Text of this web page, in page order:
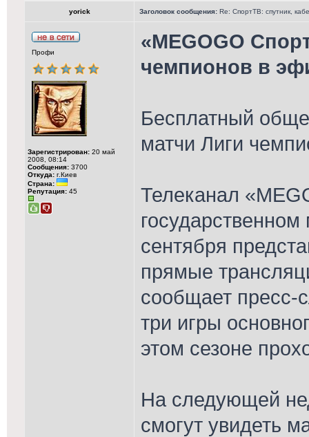
yorick Заголовок сообщения: Re: СпортТВ: спутник,
Профи
Зарегистрирован: 20 май
2008, 08:14
Сообщения: 3700
Откуда: г.Киев
Страна:
Репутация: 45
«MEGOGO
чемпионов в
Бесплатный
матчи Лиги
Телеканал
сентября
прямые
сообщает пресс-
три игры
этом сезоне
На следующей
смогут увидеть